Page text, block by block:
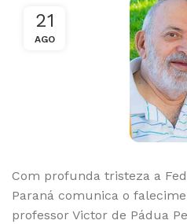
21
AGO
Com profunda tristeza a
Paraná comunica o
professor Victor de Pádua